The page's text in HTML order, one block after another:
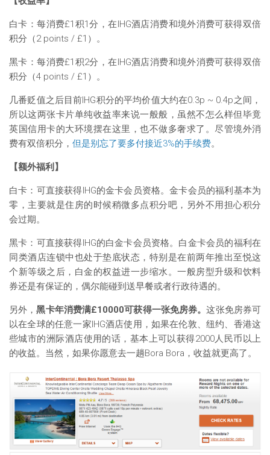
白卡：每消费£1积1分，在IHG酒店消费和境外消费可获得双倍
积分（2 points / £1）。
黑卡：每消费£1积2分，在IHG酒店消费和境外消费可获得双倍
积分（4 points / £1）。
几番贬值之后目前IHG积分的平均价值大约在0.3p ~ 0.4p之间，
所以这两张卡片单纯收益率来说一般般，虽然不怎么样但毕竟
英国信用卡的大环境摆在这里，也不做多奢求了。尽管境外消
费有双倍积分， 但是别忘了要多付接近3%的手续费。
【额外福利】
白卡： 可直接获得IHG的金卡会员资格。金卡会员的福利基本为
零，主要就是住房的时候稍微多点积分吧，另外不用担心积分
会过期。
黑卡： 可直接获得IHG的白金卡会员资格。 白金卡会员的福利在
同类酒店连锁中也处于垫底状态，特别是在前两年推出至悦这
个新等级之后，白金的权益进一步缩水。一般房型升级和饮料
券还是有保证的，偶尔能碰到送早餐或者行政待遇的。
另外，黑卡年消费满£10000可获得一张免房券。这张免房券可
以在全球的任意一家IHG酒店使用，如果在伦敦、纽约、香港这
些城市的洲际酒店使用的话，基本上可以获得2000人民币以上
的收益。当然，如果你愿意去一趟Bora Bora，收益就更高了。